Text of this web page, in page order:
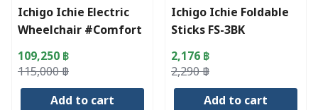
Ichigo Ichie Electric
Wheelchair #Comfort
Move
115,000฿
Original
price
109,250 ฿
Current
price
Add to cart
Ichigo Ichie Foldable
Sticks FS-3BK
2,290฿
Original
price
2,176 ฿
Current
price
Add to cart